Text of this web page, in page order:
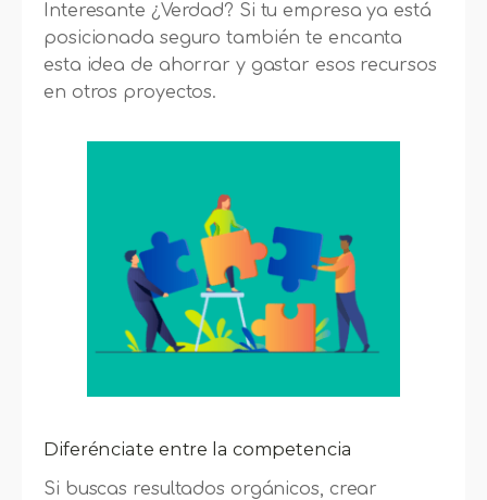
Interesante ¿Verdad? Si tu empresa ya está
posicionada seguro también te encanta
esta idea de ahorrar y gastar esos recursos
en otros proyectos.
Diferénciate entre la competencia
Si buscas resultados orgánicos, crear